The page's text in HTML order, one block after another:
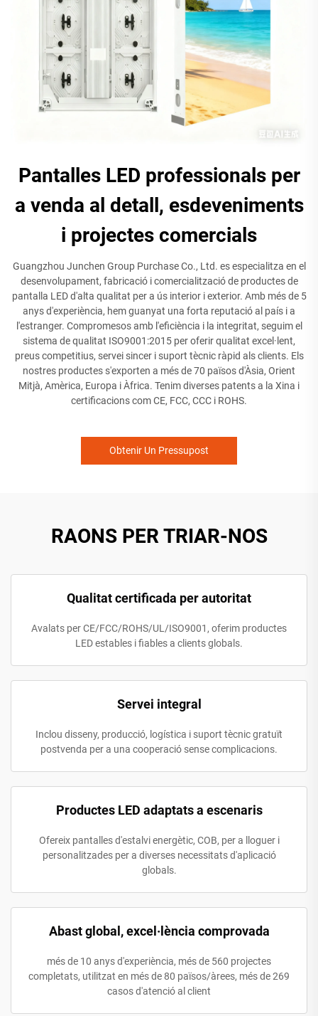
Pantalles LED professionals per
a venda al detall, esdeveniments
i projectes comercials
Guangzhou Junchen Group Purchase Co., Ltd. es especialitza en el
desenvolupament, fabricació i comercialització de productes de
pantalla LED d'alta qualitat per a ús interior i exterior. Amb més de 5
anys d'experiència, hem guanyat una forta reputació al país i a
l'estranger. Compromesos amb l'eficiència i la integritat, seguim el
sistema de qualitat ISO9001:2015 per oferir qualitat excel·lent,
preus competitius, servei sincer i suport tècnic ràpid als clients. Els
nostres productes s'exporten a més de 70 països d'Àsia, Orient
Mitjà, Amèrica, Europa i Àfrica. Tenim diverses patents a la Xina i
certificacions com CE, FCC, CCC i ROHS.
Obtenir Un Pressupost
RAONS PER TRIAR-NOS
Qualitat certificada per autoritat
Avalats per CE/FCC/ROHS/UL/ISO9001, oferim productes
LED estables i fiables a clients globals.
Servei integral
Inclou disseny, producció, logística i suport tècnic gratuït
postvenda per a una cooperació sense complicacions.
Productes LED adaptats a escenaris
Ofereix pantalles d'estalvi energètic, COB, per a lloguer i
personalitzades per a diverses necessitats d'aplicació
globals.
Abast global, excel·lència comprovada
més de 10 anys d'experiència, més de 560 projectes
completats, utilitzat en més de 80 països/àrees, més de 269
casos d'atenció al client